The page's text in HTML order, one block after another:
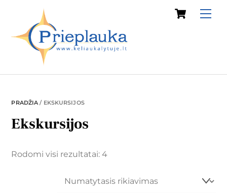
content
Cart
PRADŽIA / EKSKURSIJOS
Ekskursijos
Rodomi visi rezultatai: 4